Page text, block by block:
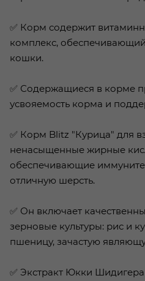
✅ Корм содержит
комплекс,
кошки.
✅ Содержащиеся в корме
усвояемость корма и
✅ Корм Blitz "Курица" для
ненасыщенные жирные
обеспечивающие
отличную шерсть.
✅ Он включает
зерновые культуры: рис и
пшеницу, зачастую
✅ Экстракт Юкки